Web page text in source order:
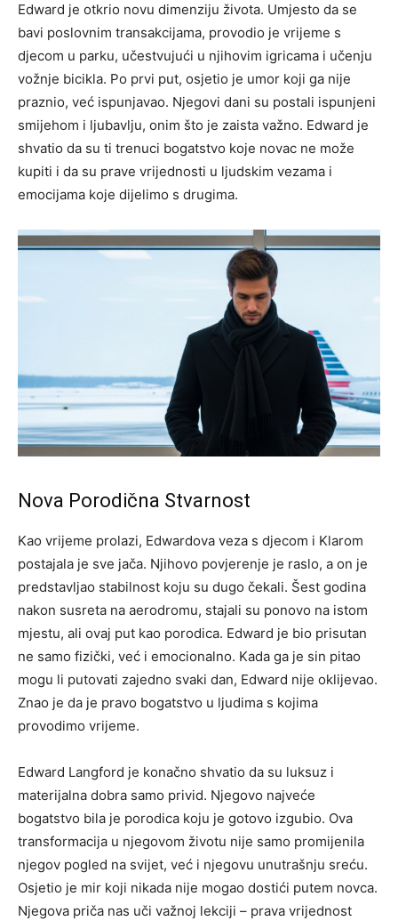
Edward je otkrio novu dimenziju života. Umjesto da se
bavi poslovnim transakcijama, provodio je vrijeme s
djecom u parku, učestvujući u njihovim igricama i učenju
vožnje bicikla. Po prvi put, osjetio je umor koji ga nije
praznio, već ispunjavao. Njegovi dani su postali ispunjeni
smijehom i ljubavlju, onim što je zaista važno. Edward je
shvatio da su ti trenuci bogatstvo koje novac ne može
kupiti i da su prave vrijednosti u ljudskim vezama i
emocijama koje dijelimo s drugima.
Nova Porodična Stvarnost
Kao vrijeme prolazi, Edwardova veza s djecom i Klarom
postajala je sve jača. Njihovo povjerenje je raslo, a on je
predstavljao stabilnost koju su dugo čekali. Šest godina
nakon susreta na aerodromu, stajali su ponovo na istom
mjestu, ali ovaj put kao porodica. Edward je bio prisutan
ne samo fizički, već i emocionalno. Kada ga je sin pitao
mogu li putovati zajedno svaki dan, Edward nije oklijevao.
Znao je da je pravo bogatstvo u ljudima s kojima
provodimo vrijeme.
Edward Langford je konačno shvatio da su luksuz i
materijalna dobra samo privid. Njegovo najveće
bogatstvo bila je porodica koju je gotovo izgubio. Ova
transformacija u njegovom životu nije samo promijenila
njegov pogled na svijet, već i njegovu unutrašnju sreću.
Osjetio je mir koji nikada nije mogao dostići putem novca.
Njegova priča nas uči važnoj lekciji – prava vrijednost